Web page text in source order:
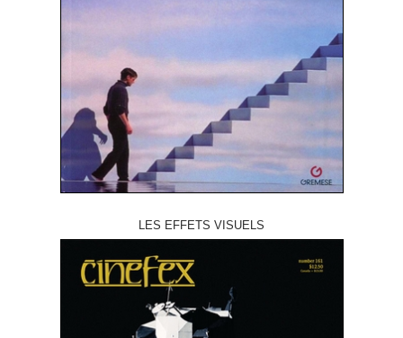
LES EFFETS VISUELS